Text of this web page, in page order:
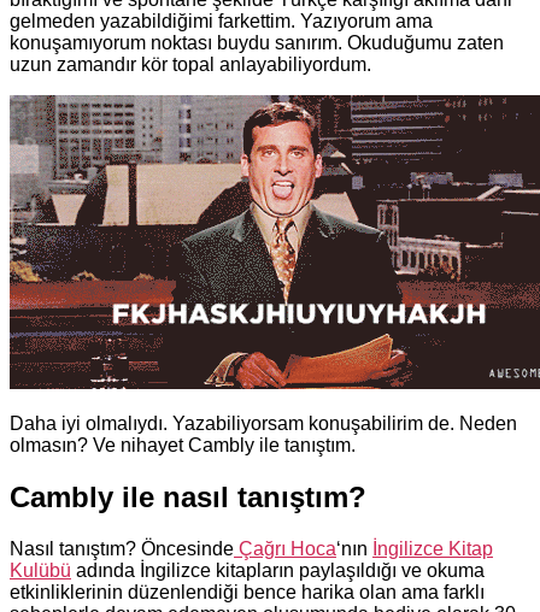
gelmeden yazabildiğimi farkettim. Yazıyorum ama
konuşamıyorum noktası buydu sanırım. Okuduğumu zaten
uzun zamandır kör topal anlayabiliyordum.
Daha iyi olmalıydı. Yazabiliyorsam konuşabilirim de. Neden
olmasın? Ve nihayet Cambly ile tanıştım.
Cambly ile nasıl tanıştım?
Nasıl tanıştım? Öncesinde Çağrı Hoca‘nın İngilizce Kitap
Kulübü adında İngilizce kitapların paylaşıldığı ve okuma
etkinliklerinin düzenlendiği bence harika olan ama farklı